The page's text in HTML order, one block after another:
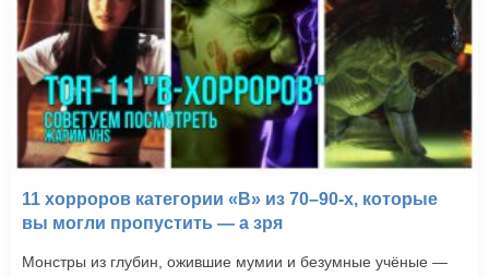
11 хорроров категории «B» из 70–90-х, которые
вы могли пропустить — а зря
Монстры из глубин, ожившие мумии и безумные учёные —